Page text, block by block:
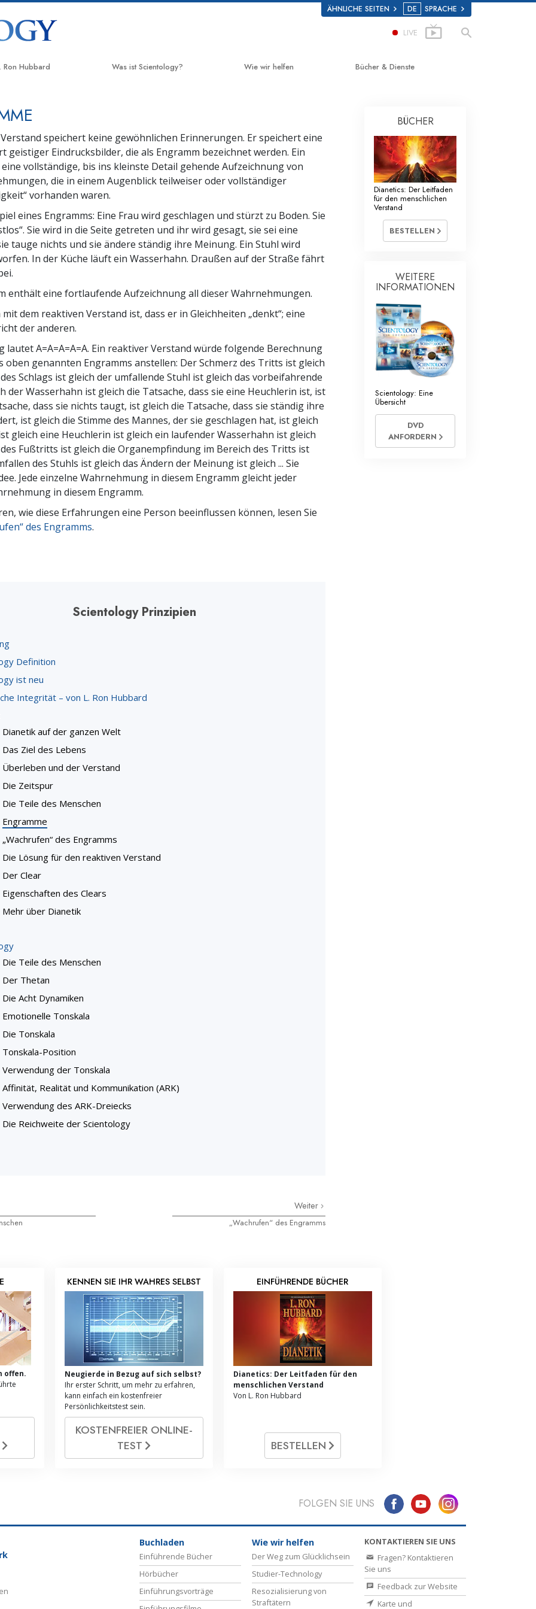
ÄHNLICHE SEITEN DE SPRACHE
LIVE
Ron Hubbard Was ist Scientology?
Was Scientologen über Scientology
sagen
Lernen Sie einen Scientologen kennen
Die Grundprinzipien der Scientology
Eine Einführung in die Dianetik
Wie wir helfen
Criminon
Narconon
United for Human Rights (Vereint für
Menschenrechte)
Citizens Commission on Human Rights
Bücher & Dienste
Einführungsvorträge
Einführungsfilme
speichert keine gewöhnlichen Erinnerungen. Er speichert eine
geistiger Eindrucksbilder, die als Engramm bezeichnet werden. Ein
vollständige, bis ins kleinste Detail gehende Aufzeichnung von
die in einem Augenblick teilweiser oder vollständiger
vorhanden waren.
eines Engramms: Eine Frau wird geschlagen und stürzt zu Boden. Sie
Sie wird in die Seite getreten und ihr wird gesagt, sie sei eine
tauge nichts und sie ändere ständig ihre Meinung. Ein Stuhl wird
In der Küche läuft ein Wasserhahn. Draußen auf der Straße fährt
enthält eine fortlaufende Aufzeichnung all dieser Wahrnehmungen.
dem reaktiven Verstand ist, dass er in Gleichheiten „denkt“; eine
der anderen.
lautet A=A=A=A=A. Ein reaktiver Verstand würde folgende Berechnung
oben genannten Engramms anstellen: Der Schmerz des Tritts ist gleich
Schlags ist gleich der umfallende Stuhl ist gleich das vorbeifahrende
der Wasserhahn ist gleich die Tatsache, dass sie eine Heuchlerin ist, ist
dass sie nichts taugt, ist gleich die Tatsache, dass sie ständig ihre
ist gleich die Stimme des Mannes, der sie geschlagen hat, ist gleich
gleich eine Heuchlerin ist gleich ein laufender Wasserhahn ist gleich
Fußtritts ist gleich die Organempfindung im Bereich des Tritts ist
des Stuhls ist gleich das Ändern der Meinung ist gleich ... Sie
Jede einzelne Wahrnehmung in diesem Engramm gleicht jeder
in diesem Engramm.
wie diese Erfahrungen eine Person beeinflussen können, lesen Sie
des Engramms.
Scientology Prinzipien
Definition
ist neu
Integrität – von L. Ron Hubbard
Dianetik auf der ganzen Welt
Das Ziel des Lebens
Überleben und der Verstand
Die Zeitspur
Die Teile des Menschen
Engramme
„Wachrufen“ des Engramms
Die Lösung für den reaktiven Verstand
Der Clear
Eigenschaften des Clears
Mehr über Dianetik
Die Teile des Menschen
Der Thetan
Die Acht Dynamiken
Emotionelle Tonskala
Die Tonskala
Tonskala-Position
Verwendung der Tonskala
Affinität, Realität und Kommunikation (ARK)
Verwendung des ARK-Dreiecks
Die Reichweite der Scientology
Weiter
„Wachrufen“ des Engramms
BÜCHER
Dianetics: Der Leitfaden
für den menschlichen
Verstand
BESTELLEN
WEITERE
INFORMATIONEN
Scientology: Eine
Übersicht
DVD
ANFORDERN
offen.
KENNEN SIE IHR WAHRES SELBST
Neugierde in Bezug auf sich selbst?
Ihr erster Schritt, um mehr zu erfahren,
kann einfach ein kostenfreier
Persönlichkeitstest sein.
KOSTENFREIER ONLINE­
TEST
EINFÜHRENDE BÜCHER
Dianetics: Der Leitfaden für den
menschlichen Verstand
Von L. Ron Hubbard
BESTELLEN
FOLGEN SIE UNS
Buchladen
Einführende Bücher
Hörbücher
Einführungsvorträge
Wie wir helfen
Der Weg zum Glücklichsein
Studier-Technology
Resozialisierung von
Straftätern
KONTAKTIEREN SIE UNS
Fragen? Kontaktieren
Sie uns
Feedback zur Website
Karte und